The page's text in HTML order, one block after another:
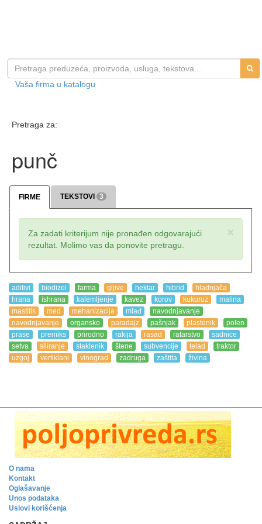
Vaša firma u katalogu
Pretraga za:
punč
FIRME TEKSTOVI 3
×
Za zadati kriterijum nije pronađen odgovarajući
rezultat. Molimo vas da ponovite pretragu.
aditivi biodizel farma gljive hektar hibrid
hladnjača
hrana
ishrana kalemljenje kavez korov kukuruz
malina
mastitis
med mehanizacija mlađ
navodnjavanje
navodnjavanje
organsko paradajz pašnjak plastenik
polen
prase
premiks prirodno rakija rasad ratarstvo
sadnice
setva
siliranje staklenik štene subvencije telad
traktor
uzgoj
vertiklani vinograd zadruga zaštita živina
O nama
Kontakt
Oglašavanje
Unos podataka
Uslovi korišćenja